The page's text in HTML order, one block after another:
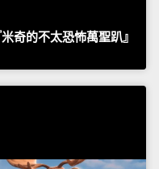
奇的不太恐怖萬聖趴』